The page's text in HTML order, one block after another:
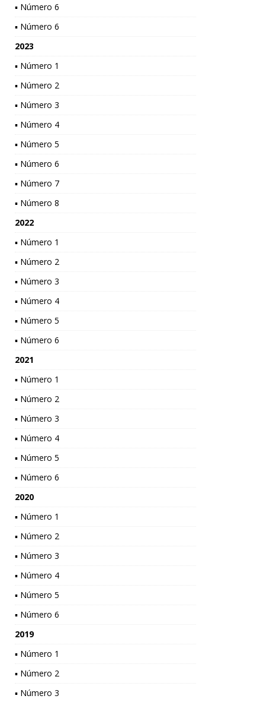
▪ Número 6
▪ Número 6
2023
▪ Número 1
▪ Número 2
▪ Número 3
▪ Número 4
▪ Número 5
▪ Número 6
▪ Número 7
▪ Número 8
2022
▪ Número 1
▪ Número 2
▪ Número 3
▪ Número 4
▪ Número 5
▪ Número 6
2021
▪ Número 1
▪ Número 2
▪ Número 3
▪ Número 4
▪ Número 5
▪ Número 6
2020
▪ Número 1
▪ Número 2
▪ Número 3
▪ Número 4
▪ Número 5
▪ Número 6
2019
▪ Número 1
▪ Número 2
▪ Número 3